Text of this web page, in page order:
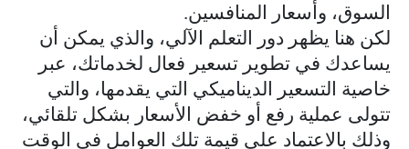
السوق، وأسعار المنافسين.
لكن هنا يظهر دور التعلم الآلي، والذي يمكن أن
يساعدك في تطوير تسعير فعال لخدماتك، عبر
خاصية التسعير الديناميكي التي يقدمها، والتي
تتولى عملية رفع أو خفض الأسعار بشكل تلقائي،
وذلك بالاعتماد على قيمة تلك العوامل في الوقت